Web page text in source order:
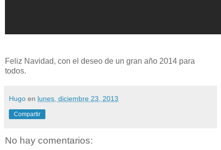
Feliz Navidad, con el deseo de un gran año 2014 para
todos.
Hugo en lunes, diciembre 23, 2013
Compartir
No hay comentarios: